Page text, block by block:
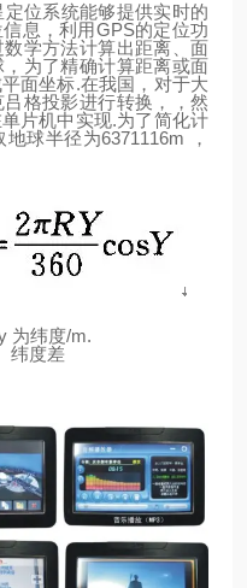
定位系统能够提供实时的
息，利用GPS的定位功
学方法计算出距离、面
，为了精确计算距离或面
面坐标.在我国，对于大
格投影进行转换，，然
片机中实现.为了简化计
地球半径为6371116m
，
为纬度/m.
纬度差